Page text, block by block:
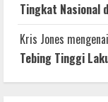
Tingkat Nasional
Kris Jones mengenai
Tebing Tinggi